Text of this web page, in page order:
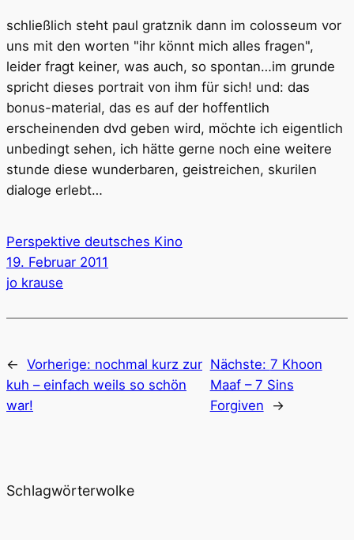
schließlich steht paul gratznik dann im colosseum vor
uns mit den worten "ihr könnt mich alles fragen",
leider fragt keiner, was auch, so spontan…im grunde
spricht dieses portrait von ihm für sich! und: das
bonus-material, das es auf der hoffentlich
erscheinenden dvd geben wird, möchte ich eigentlich
unbedingt sehen, ich hätte gerne noch eine weitere
stunde diese wunderbaren, geistreichen, skurilen
dialoge erlebt…
Perspektive deutsches Kino
19. Februar 2011
jo krause
← Vorherige: nochmal kurz zur
kuh – einfach weils so schön
war!
Nächste: 7 Khoon
Maaf – 7 Sins
Forgiven
→
Schlagwörterwolke